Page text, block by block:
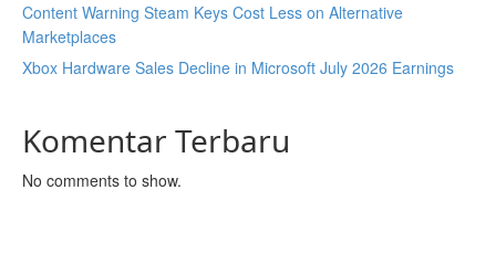
Content Warning Steam Keys Cost Less on Alternative
Marketplaces
Xbox Hardware Sales Decline in Microsoft July 2026 Earnings
Komentar Terbaru
No comments to show.